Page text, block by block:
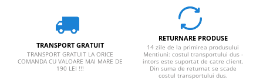
TRANSPORT GRATUIT
TRANSPORT GRATUIT LA ORICE
COMANDA CU VALOARE MAI MARE DE
190 LEI !!!
RETURNARE PRODUSE
14 zile de la primirea produsului
Mentiuni: costul transportului dus -
intors este suportat de catre client.
Din suma de returnat se scade
costul transportului dus.